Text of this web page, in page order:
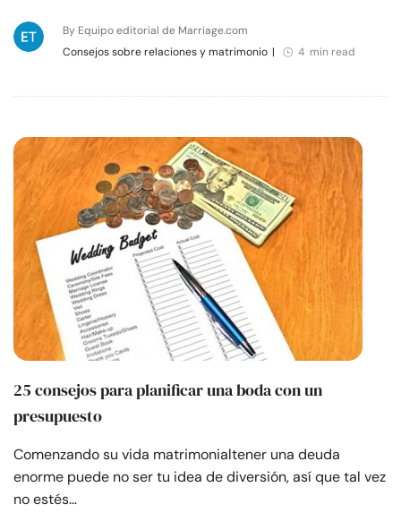
By Equipo editorial de Marriage.com
Consejos sobre relaciones y matrimonio | 4 min read
25 consejos para planificar una boda con un
presupuesto
Comenzando su vida matrimonialtener una deuda
enorme puede no ser tu idea de diversión, así que tal vez
no estés…